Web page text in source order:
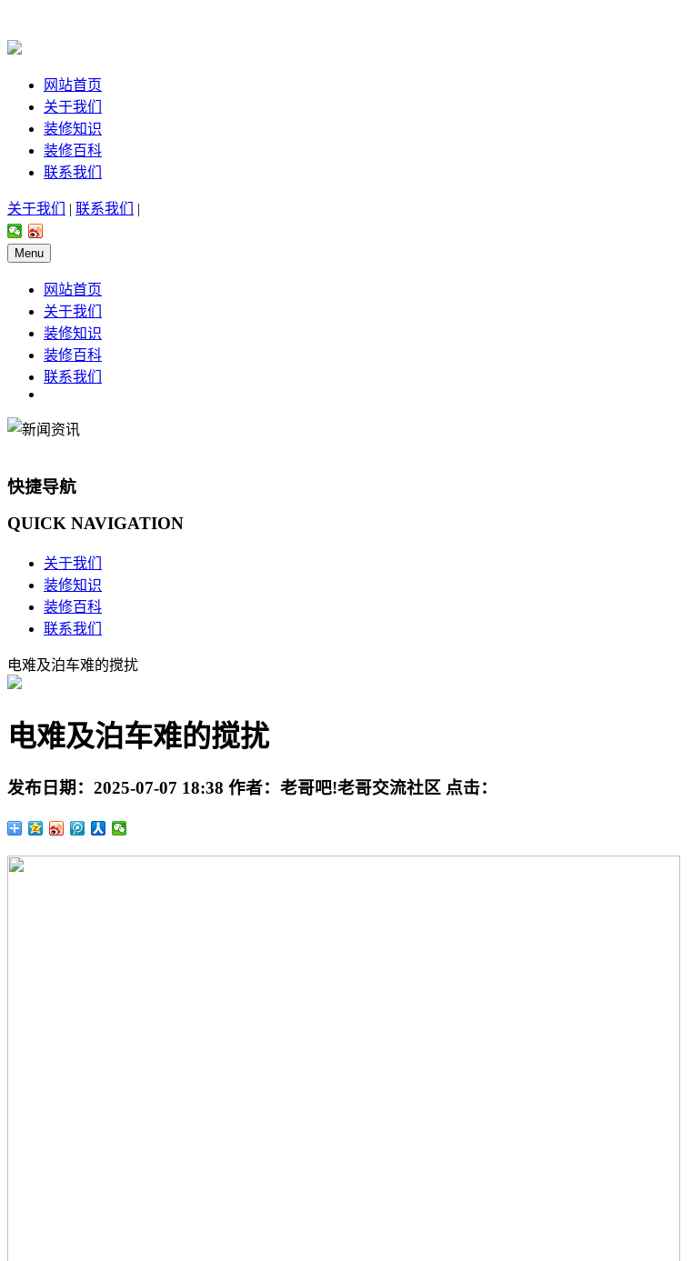
网站首页
关于我们
装修知识
装修百科
联系我们
关于我们 | 联系我们 |
Menu
网站首页
关于我们
装修知识
装修百科
联系我们
快捷导航
QUICK NAVIGATION
关于我们
装修知识
装修百科
联系我们
电难及泊车难的搅扰
电难及泊车难的搅扰
发布日期： 2025-07-07 18:38 作者： 老哥吧!老哥交流社区 点击：